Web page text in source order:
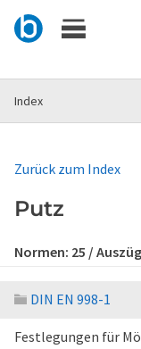
Index
Zurück zum Index
Putz
Normen: 25 /
DIN EN 998-1
Festlegungen für